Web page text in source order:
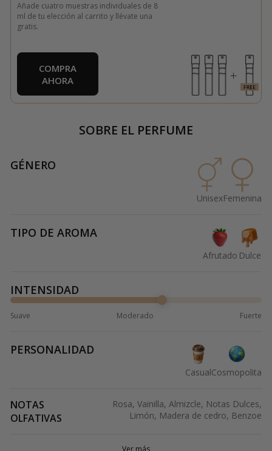
Añade cuatro muestras individuales de 8
ml de tu elección al carrito y llévate una
gratis.
COMPRA
AHORA
SOBRE EL PERFUME
GÉNERO
UnisexFemenina
TIPO DE AROMA
Afrutado Dulce
INTENSIDAD
Suave Moderado Fuerte
PERSONALIDAD
CasualCosmopolita
NOTAS
OLFATIVAS
Rosa, Vainilla, Almizcle, Notas Dulces,
Limón, Madera de cedro, Benzoe